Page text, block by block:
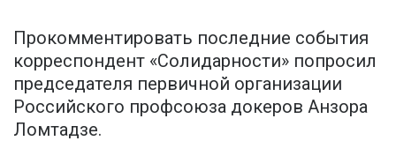
Прокомментировать последние события
корреспондент «Солидарности» попросил
председателя первичной организации
Российского профсоюза докеров Анзора
Ломтадзе.